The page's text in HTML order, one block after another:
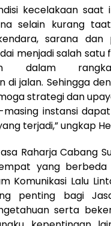
kecelakaan saat
selain kurang
sarana dan
menjadi salah satu
dalam
di jalan. Sehingga
strategi dan
masing instansi
terjadi,” ungkap
Raharja Cabang
yang berbeda
Komunikasi Lalu
penting bagi
serta